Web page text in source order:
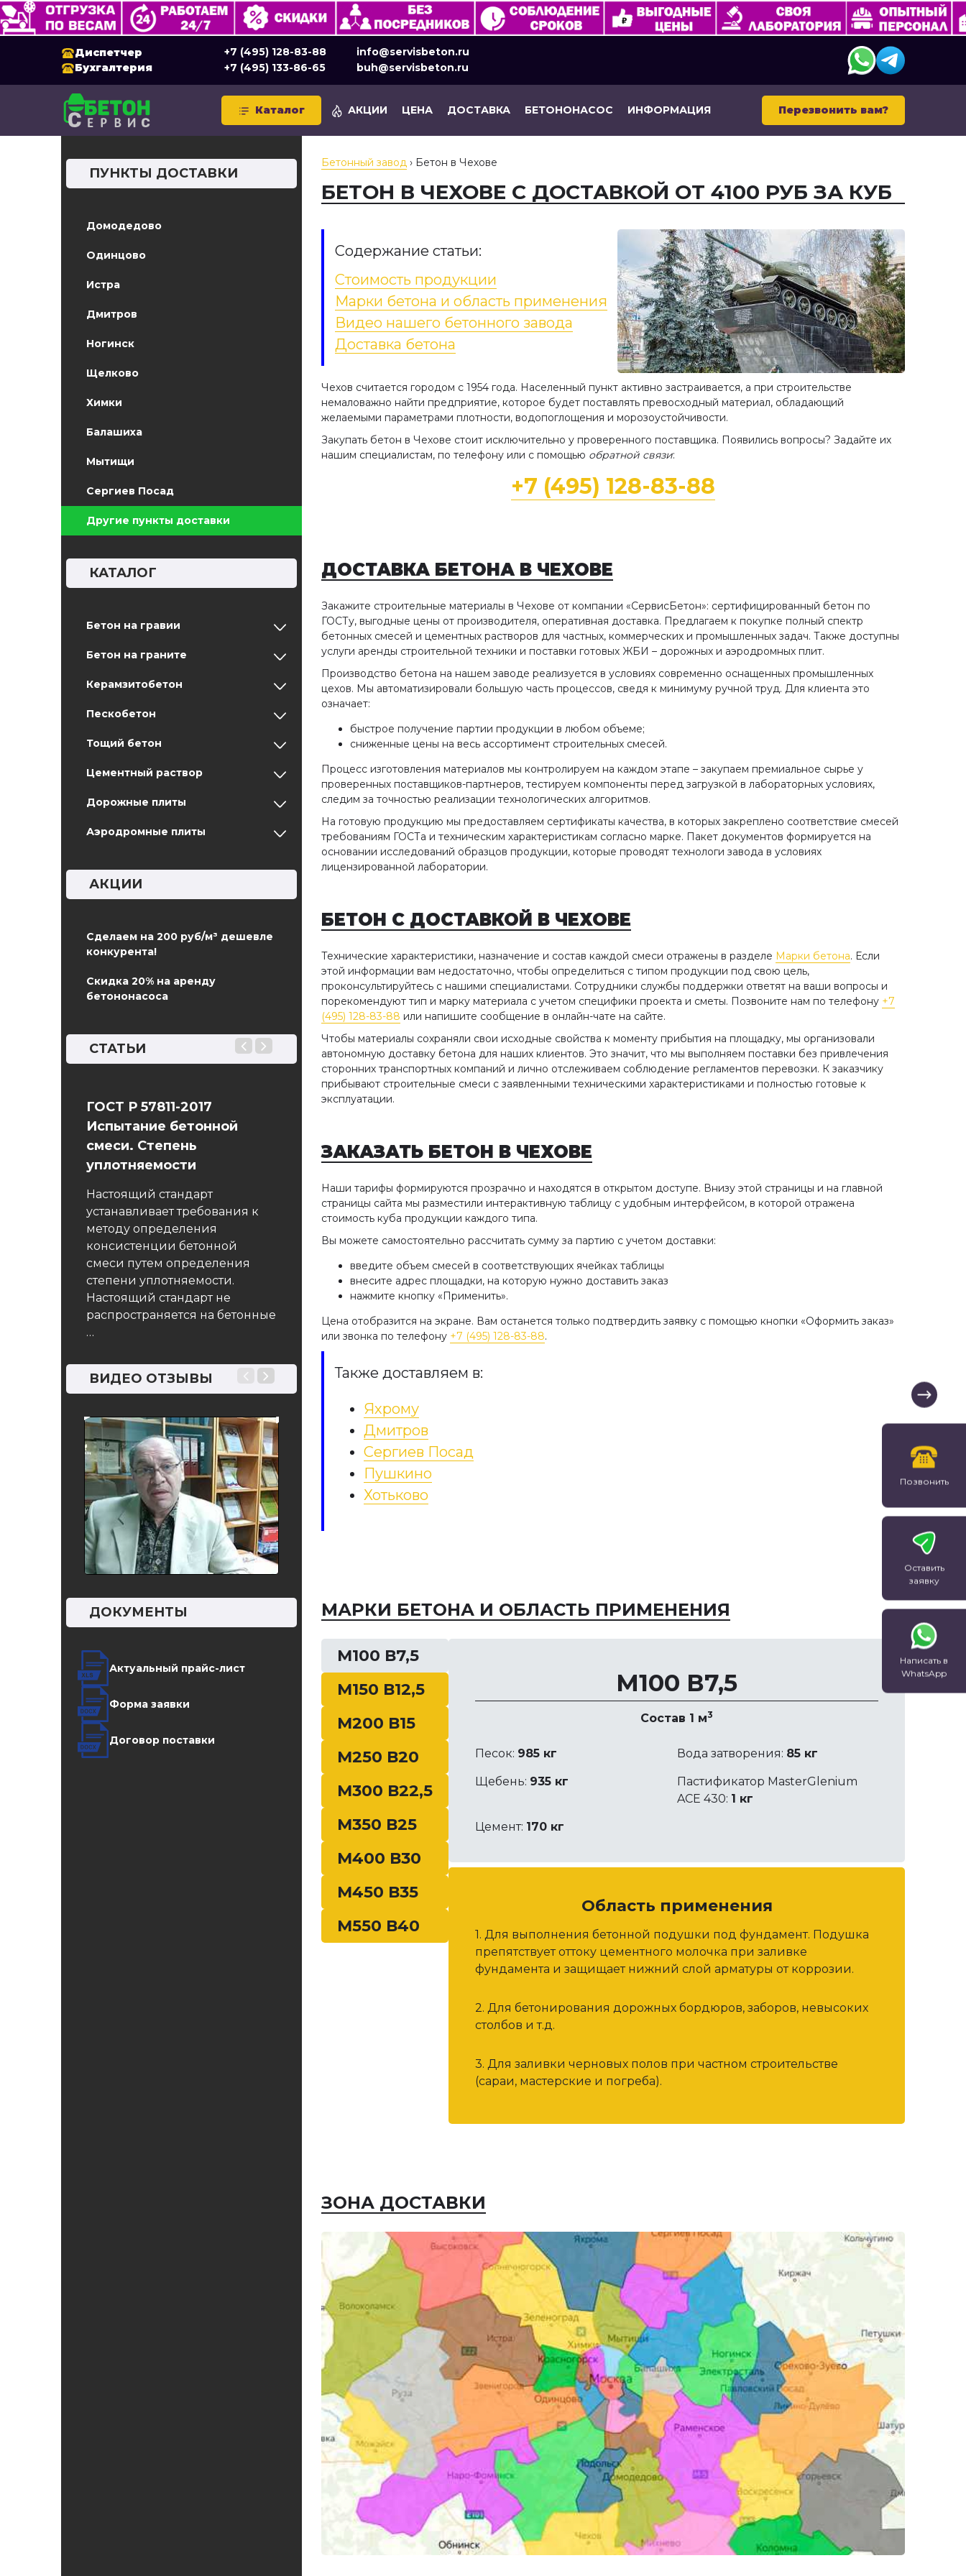
Диспетчер
Бухгалтерия
+7 (495) 128-83-88
+7 (495) 133-86-65
info@servisbeton.ru
buh@servisbeton.ru
Каталог АКЦИИ ЦЕНА ДОСТАВКА БЕТОНОНАСОС ИНФОРМАЦИЯ Перезвонить вам?
ПУНКТЫ ДОСТАВКИ
Домодедово
Одинцово
Истра
Дмитров
Ногинск
Щелково
Химки
Балашиха
Мытищи
Сергиев Посад
Другие пункты доставки
КАТАЛОГ
Бетон на гравии
Бетон на граните
Керамзитобетон
Пескобетон
Тощий бетон
Цементный раствор
Дорожные плиты
Аэродромные плиты
АКЦИИ
Сделаем на 200 руб/м³ дешевле
конкурента!
Скидка 20% на аренду
бетононасоса
СТАТЬИ
ГОСТ Р 57811-2017
Испытание бетонной
смеси. Степень
уплотняемости
Настоящий стандарт
устанавливает требования к
методу определения
консистенции бетонной
смеси путем определения
степени уплотняемости.
Настоящий стандарт не
распространяется на бетонные
…
ГОСТ 12730.4-78 Бетоны.
показателей пористости
распространяется на бетоны
всех видов и устанавливает
методы определения
показателей пористости по
результатам определения их
плотности, водопоглощения и
Наиболее распространенным
бетон, так как обладает
многочисленными
преимуществами по
сравнению с другими
Настоящий стандарт
распространяется на бетоны,
и растекающихся по ГОСТ 7473
бетон.
Этот метод не
ВИДЕО ОТЗЫВЫ
ДОКУМЕНТЫ
Актуальный прайс-лист
Форма заявки
Договор поставки
Бетонный завод › Бетон в Чехове
БЕТОН В ЧЕХОВЕ С ДОСТАВКОЙ ОТ 4100 РУБ ЗА КУБ
Содержание статьи:
Стоимость продукции
Марки бетона и область применения
Видео нашего бетонного завода
Доставка бетона
Чехов считается городом с 1954 года. Населенный пункт активно застраивается, а при строительстве
немаловажно найти предприятие, которое будет поставлять превосходный материал, обладающий
желаемыми параметрами плотности, водопоглощения и морозоустойчивости.
Закупать бетон в Чехове стоит исключительно у проверенного поставщика. Появились вопросы? Задайте их
нашим специалистам, по телефону или с помощью обратной связи:
+7 (495) 128-83-88
ДОСТАВКА БЕТОНАВ ЧЕХОВЕ
Закажите строительные материалы в Чехове от компании «СервисБетон»: сертифицированный бетон по
ГОСТу, выгодные цены от производителя, оперативная доставка. Предлагаем к покупке полный спектр
бетонных смесей и цементных растворов для частных, коммерческих и промышленных задач. Также доступны
услуги аренды строительной техники и поставки готовых ЖБИ – дорожных и аэродромных плит.
Производство бетона на нашем заводе реализуется в условиях современно оснащенных промышленных
цехов. Мы автоматизировали большую часть процессов, сведя к минимуму ручной труд. Для клиента это
означает:
быстрое получение партии продукции в любом объеме;
сниженные цены на весь ассортимент строительных смесей.
Процесс изготовления материалов мы контролируем на каждом этапе – закупаем премиальное сырье у
проверенных поставщиков-партнеров, тестируем компоненты перед загрузкой в лабораторных условиях,
следим за точностью реализации технологических алгоритмов.
На готовую продукцию мы предоставляем сертификаты качества, в которых закреплено соответствие смесей
требованиям ГОСТа и техническим характеристикам согласно марке. Пакет документов формируется на
основании исследований образцов продукции, которые проводят технологи завода в условиях
лицензированной лаборатории.
БЕТОН С ДОСТАВКОЙ В ЧЕХОВЕ
Технические характеристики, назначение и состав каждой смеси отражены в разделе Марки бетона. Если
этой информации вам недостаточно, чтобы определиться с типом продукции под свою цель,
проконсультируйтесь с нашими специалистами. Сотрудники службы поддержки ответят на ваши вопросы и
порекомендуют тип и марку материала с учетом специфики проекта и сметы. Позвоните нам по телефону +7
(495) 128-83-88 или напишите сообщение в онлайн-чате на сайте.
Чтобы материалы сохраняли свои исходные свойства к моменту прибытия на площадку, мы организовали
автономную доставку бетона для наших клиентов. Это значит, что мы выполняем поставки без привлечения
сторонних транспортных компаний и лично отслеживаем соблюдение регламентов перевозки. К заказчику
прибывают строительные смеси с заявленными техническими характеристиками и полностью готовые к
эксплуатации.
ЗАКАЗАТЬ БЕТОН В ЧЕХОВЕ
Наши тарифы формируются прозрачно и находятся в открытом доступе. Внизу этой страницы и на главной
страницы сайта мы разместили интерактивную таблицу с удобным интерфейсом, в которой отражена
стоимость куба продукции каждого типа.
Вы можете самостоятельно рассчитать сумму за партию с учетом доставки:
введите объем смесей в соответствующих ячейках таблицы
внесите адрес площадки, на которую нужно доставить заказ
нажмите кнопку «Применить».
Цена отобразится на экране. Вам останется только подтвердить заявку с помощью кнопки «Оформить заказ»
или звонка по телефону +7 (495) 128-83-88.
Также доставляем в:
Яхрому
Дмитров
Сергиев Посад
Пушкино
Хотьково
МАРКИ БЕТОНА И ОБЛАСТЬ ПРИМЕНЕНИЯ
М100 В7,5
М150 В12,5
М200 В15
М250 В20
М300 В22,5
М350 В25
М400 В30
М450 В35
М550 В40
М100 В7,5
Состав 1 м3
Песок: 985 кг Вода затворения: 85 кг
Щебень: 935 кг
Пастификатор MasterGlenium
ACE 430: 1 кг
Цемент: 170 кг
Область применения
1. Для выполнения бетонной подушки под фундамент. Подушка
препятствует оттоку цементного молочка при заливке
фундамента и защищает нижний слой арматуры от коррозии.
2. Для бетонирования дорожных бордюров, заборов, невысоких
столбов и т.д.
3. Для заливки черновых полов при частном строительстве
(сараи, мастерские и погреба).
ЗОНА ДОСТАВКИ
Позвонить
Оставить
заявку
Написать в
WhatsApp